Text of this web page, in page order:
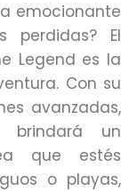
emocionante
perdidas? El
Legend es la
Con su
avanzadas,
un
que estés
o playas,